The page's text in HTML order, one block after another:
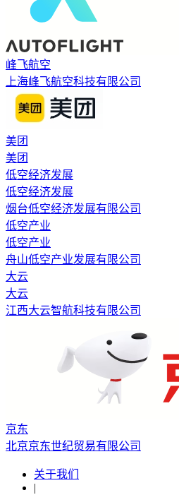
峰飞航空
上海峰飞航空科技有限公司
美团
美团
低空经济发展
低空经济发展
烟台低空经济发展有限公司
低空产业
低空产业
舟山低空产业发展有限公司
大云
大云
江西大云智航科技有限公司
京东
北京京东世纪贸易有限公司
关于我们
|